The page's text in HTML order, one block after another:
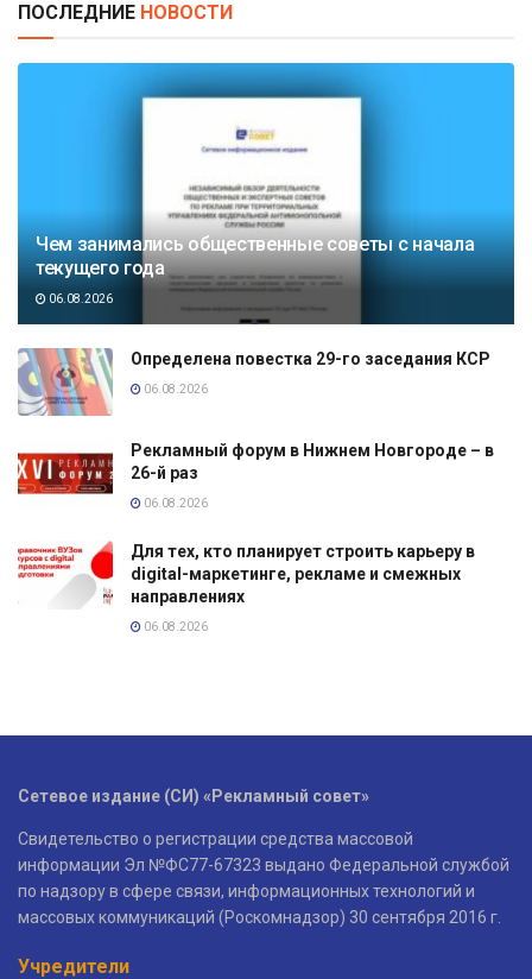
ПОСЛЕДНИЕ НОВОСТИ
Чем занимались общественные советы с начала
текущего года
06.08.2026
Определена повестка 29-го заседания КСР
06.08.2026
Рекламный форум в Нижнем Новгороде – в
26-й раз
06.08.2026
Для тех, кто планирует строить карьеру в
digital-маркетинге, рекламе и смежных
направлениях
06.08.2026
Сетевое издание (СИ) «Рекламный совет»
Свидетельство о регистрации средства массовой
информации Эл №ФС77-67323 выдано Федеральной службой
по надзору в сфере связи, информационных технологий и
массовых коммуникаций (Роскомнадзор) 30 сентября 2016 г.
Учредители